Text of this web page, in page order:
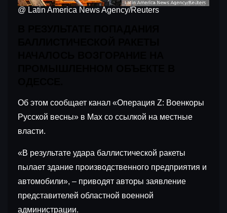
@ Latin America News Agency/Reuters
Об этом сообщает канал «Операция Z: Военкоры
Русской весны» в Max со ссылкой на местные
власти.
«В результате удара баллистической ракеты
пылает здание производственного предприятия и
автомобили», – приводят авторы заявление
представителей областной военной
администрации.